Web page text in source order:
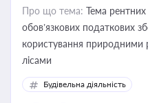
Про що тема: Тема рентних
обов’язкових податкових
користування
лісами
Будівельна діяльність